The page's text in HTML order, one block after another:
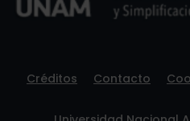
Créditos Contacto